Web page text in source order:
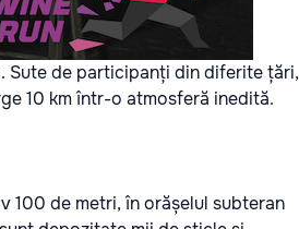
Sute de participanți din diferite țări,
10 km într-o atmosferă inedită.
100 de metri, în orășelul subteran